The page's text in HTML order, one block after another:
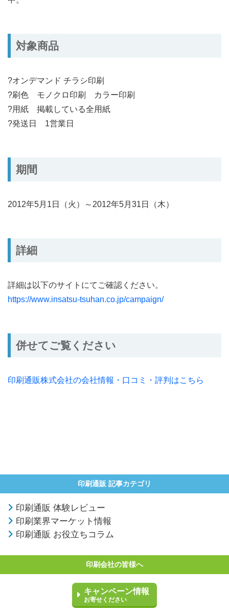
対象商品
?オンデマンド チラシ印刷
?刷色 モノクロ印刷 カラー印刷
?用紙 掲載している全用紙
?発送日 1営業日
期間
2012年5月1日（火）～2012年5月31日（木）
詳細
詳細は以下のサイトにてご確認ください。
https://www.insatsu-tsuhan.co.jp/campaign/
併せてご覧ください
印刷通販株式会社の会社情報・口コミ・評判はこちら
印刷通販 記事カテゴリ
印刷通販 体験レビュー
印刷業界マーケット情報
印刷通販 お役立ちコラム
印刷会社の皆様へ
キャンペーン情報
お寄せください